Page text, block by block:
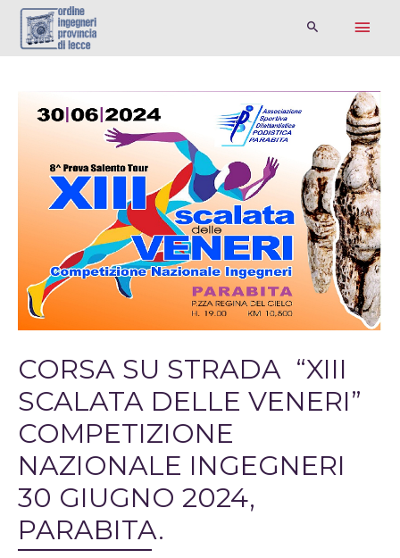
CORSA SU STRADA “XIII
SCALATA DELLE VENERI”
COMPETIZIONE
NAZIONALE INGEGNERI
30 GIUGNO 2024,
PARABITA.